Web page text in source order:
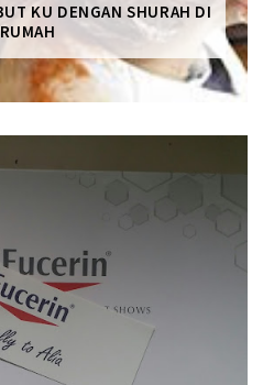
KU DENGAN SHURAH DI
RUMAH